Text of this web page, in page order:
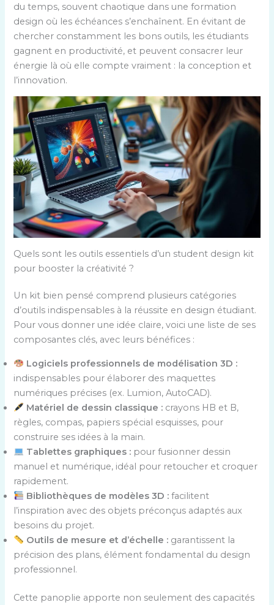
du temps, souvent chaotique dans une formation
design où les échéances s’enchaînent. En évitant de
chercher constamment les bons outils, les étudiants
gagnent en productivité, et peuvent consacrer leur
énergie là où elle compte vraiment : la conception et
l’innovation.
Quels sont les outils essentiels d’un student design kit
pour booster la créativité ?
Un kit bien pensé comprend plusieurs catégories
d’outils indispensables à la réussite en design étudiant.
Pour vous donner une idée claire, voici une liste de ses
composantes clés, avec leurs bénéfices :
Logiciels professionnels de modélisation 3D :
indispensables pour élaborer des maquettes
numériques précises (ex. Lumion, AutoCAD).
Matériel de dessin classique : crayons HB et B,
règles, compas, papiers spécial esquisses, pour
construire ses idées à la main.
Tablettes graphiques : pour fusionner dessin
manuel et numérique, idéal pour retoucher et croquer
rapidement.
Bibliothèques de modèles 3D : facilitent
l’inspiration avec des objets préconçus adaptés aux
besoins du projet.
Outils de mesure et d’échelle : garantissent la
précision des plans, élément fondamental du design
professionnel.
Cette panoplie apporte non seulement des capacités